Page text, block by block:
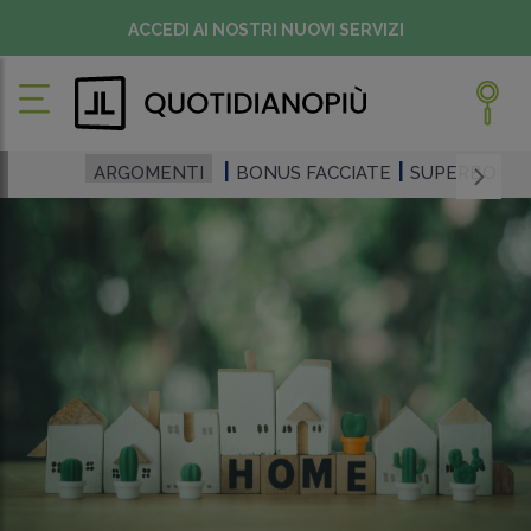
ACCEDI AI NOSTRI NUOVI SERVIZI
ARGOMENTI BONUS FACCIATE